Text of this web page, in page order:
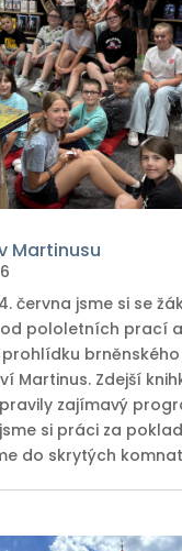
Martinusu
června jsme si se
pololetních prací
prohlídku brněnského
Martinus. Zdejší
zajímavý
si práci za
do skrytých